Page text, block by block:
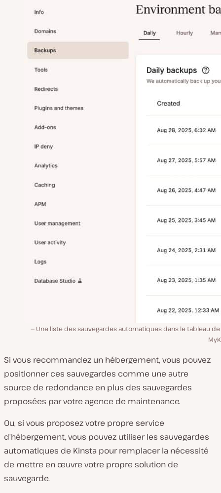
Une liste des sauvegardes automatiques dans le tableau
Si vous recommandez un hébergement, vous pouvez
positionner ces sauvegardes comme une autre
source de redondance en plus des sauvegardes
proposées par votre agence de maintenance.
Ou, si vous proposez votre propre service
d’hébergement, vous pouvez utiliser les sauvegardes
automatiques de Kinsta pour remplacer la nécessité
de mettre en œuvre votre propre solution de
sauvegarde.